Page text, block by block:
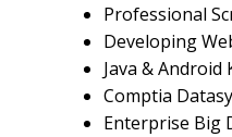
Professional
Developing
Java &
Comptia
Enterprise Big